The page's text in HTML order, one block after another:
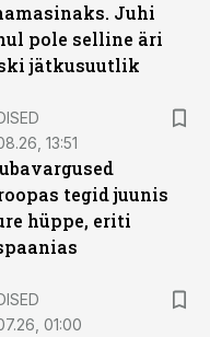
Juhi
pole selline äri
jätkusuutlik
13:51
tegid juunis
hüppe, eriti
01:00